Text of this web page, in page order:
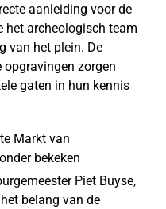
aanleiding voor de
het archeologisch team
van het plein. De
zorgen
gaten in hun kennis
Piet Buyse,
belang van de